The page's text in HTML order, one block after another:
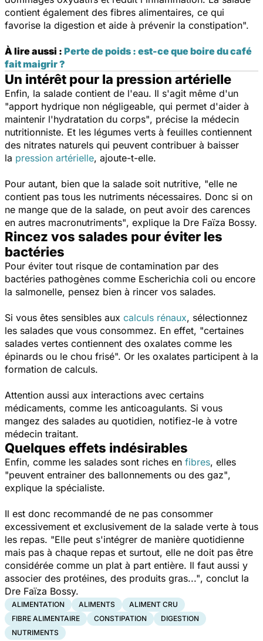
contient également des fibres alimentaires, ce qui
favorise la digestion et aide à prévenir la constipation".
À lire aussi : Perte de poids : est-ce que boire du café
fait maigrir ?
Un intérêt pour la pression artérielle
Enfin, la salade contient de l'eau. Il s'agit même d'un
"apport hydrique non négligeable, qui permet d'aider à
maintenir l'hydratation du corps", précise la médecin
nutritionniste. Et les légumes verts à feuilles contiennent
des nitrates naturels qui peuvent contribuer à baisser
la pression artérielle, ajoute-t-elle.
Pour autant, bien que la salade soit nutritive, "elle ne
contient pas tous les nutriments nécessaires. Donc si on
ne mange que de la salade, on peut avoir des carences
en autres macronutriments", explique la Dre Faïza Bossy.
Rincez vos salades pour éviter les
bactéries
Pour éviter tout risque de contamination par des
bactéries pathogènes comme Escherichia coli ou encore
la salmonelle, pensez bien à rincer vos salades.
Si vous êtes sensibles aux calculs rénaux, sélectionnez
les salades que vous consommez. En effet, "certaines
salades vertes contiennent des oxalates comme les
épinards ou le chou frisé". Or les oxalates participent à la
formation de calculs.
Attention aussi aux interactions avec certains
médicaments, comme les anticoagulants. Si vous
mangez des salades au quotidien, notifiez-le à votre
médecin traitant.
Quelques effets indésirables
Enfin, comme les salades sont riches en fibres, elles
"peuvent entrainer des ballonnements ou des gaz",
explique la spécialiste.
Il est donc recommandé de ne pas consommer
excessivement et exclusivement de la salade verte à tous
les repas. "Elle peut s'intégrer de manière quotidienne
mais pas à chaque repas et surtout, elle ne doit pas être
considérée comme un plat à part entière. Il faut aussi y
associer des protéines, des produits gras...", conclut la
Dre Faïza Bossy.
ALIMENTATION ALIMENTS
ALIMENT CRU
FIBRE ALIMENTAIRE
CONSTIPATION
DIGESTION
NUTRIMENTS